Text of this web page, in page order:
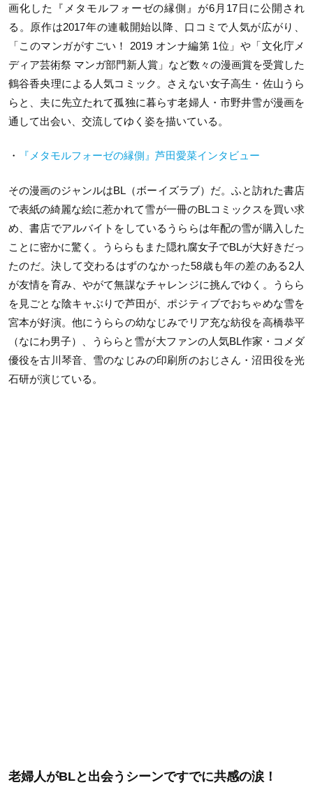
画化した『メタモルフォーゼの縁側』が6月17日に公開され
る。原作は2017年の連載開始以降、口コミで人気が広がり、
「このマンガがすごい！ 2019 オンナ編第 1位」や「文化庁メ
ディア芸術祭 マンガ部門新人賞」など数々の漫画賞を受賞した
鶴谷香央理による人気コミック。さえない女子高生・佐山うら
らと、夫に先立たれて孤独に暮らす老婦人・市野井雪が漫画を
通して出会い、交流してゆく姿を描いている。
・ 『メタモルフォーゼの縁側』芦田愛菜インタビュー
その漫画のジャンルはBL（ボーイズラブ）だ。ふと訪れた書店
で表紙の綺麗な絵に惹かれて雪が一冊のBLコミックスを買い求
め、書店でアルバイトをしているうららは年配の雪が購入した
ことに密かに驚く。うららもまた隠れ腐女子でBLが大好きだっ
たのだ。決して交わるはずのなかった58歳も年の差のある2人
が友情を育み、やがて無謀なチャレンジに挑んでゆく。うらら
を見ごとな陰キャぶりで芦田が、ポジティブでおちゃめな雪を
宮本が好演。他にうららの幼なじみでリア充な紡役を高橋恭平
（なにわ男子）、うららと雪が大ファンの人気BL作家・コメダ
優役を古川琴音、雪のなじみの印刷所のおじさん・沼田役を光
石研が演じている。
老婦人がBLと出会うシーンですでに共感の涙！